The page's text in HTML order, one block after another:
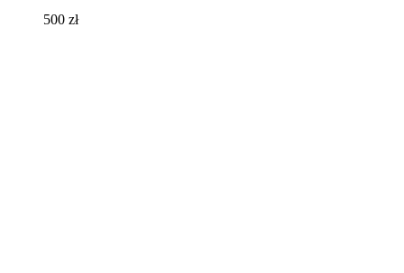
500 zł